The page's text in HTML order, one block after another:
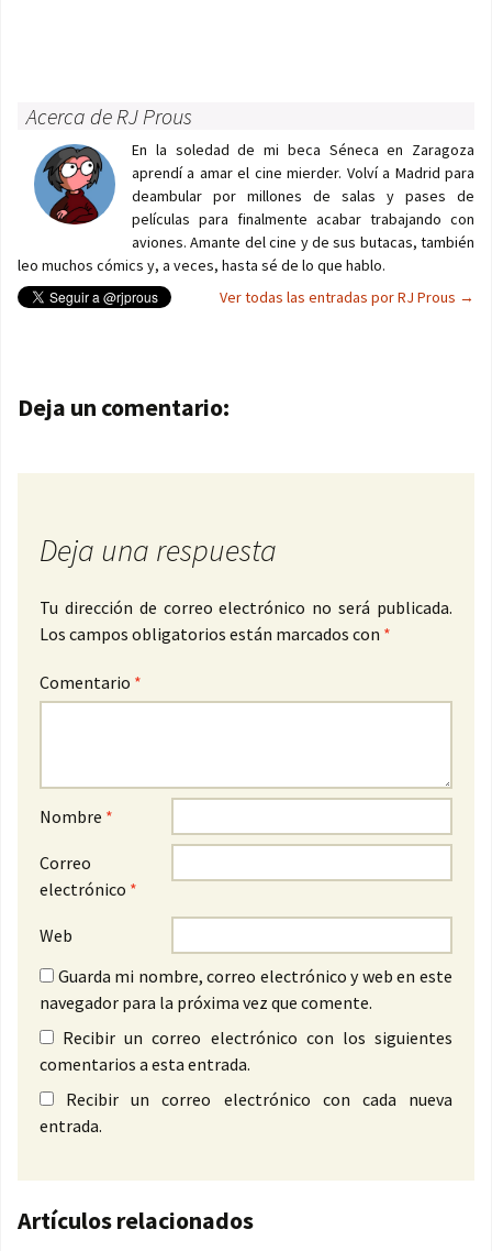
Acerca de RJ Prous
En la soledad de mi beca Séneca en Zaragoza
aprendí a amar el cine mierder. Volví a Madrid para
deambular por millones de salas y pases de
películas para finalmente acabar trabajando con
aviones. Amante del cine y de sus butacas, también
leo muchos cómics y, a veces, hasta sé de lo que hablo.
Ver todas las entradas por RJ Prous →
Navegación de entradas
Deja un comentario:
Deja una respuesta
Tu dirección de correo electrónico no será publicada.
Los campos obligatorios están marcados con *
Comentario *
Nombre *
Correo
electrónico *
Web
Guarda mi nombre, correo electrónico y web en este
navegador para la próxima vez que comente.
Recibir un correo electrónico con los siguientes
comentarios a esta entrada.
Recibir un correo electrónico con cada nueva
entrada.
Artículos relacionados